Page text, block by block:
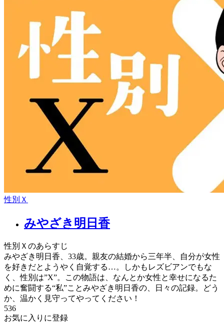
性別Ｘ
みやざき明日香
性別Ｘのあらすじ
みやざき明日香、33歳。親友の結婚から三年半、自分が女性
を好きだとようやく自覚する…。しかもレズビアンでもな
く、性別は”X”。この物語は、なんとか女性と幸せになるた
めに奮闘する“私”ことみやざき明日香の、日々の記録。どう
か、温かく見守ってやってください！
536
お気に入りに登録